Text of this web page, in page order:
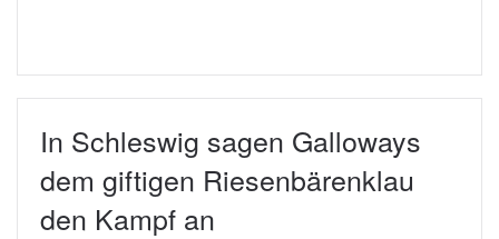
In Schleswig sagen Galloways
dem giftigen Riesenbärenklau
den Kampf an